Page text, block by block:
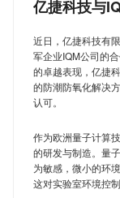
待恢复时间；无
运营成本与停机
采集温湿度数据
国际质量体系对
“我们选择亿捷
购负责人表示，
权，品牌完成全
对接时，完全无
得全球顶级工业
控制有着极为严
件对环境的湿度
能影响产品性能
稳定性提出了极
此次进入博世供
技针对高端制造
该方案采用
亿捷科技与
近日，亿捷科技有
军企业IQM公司的
的卓越表现，亿捷
的防潮防氧化解决
认可。
作为欧洲量子计算
的研发与制造。量
为敏感，微小的环
这对实验室环境控